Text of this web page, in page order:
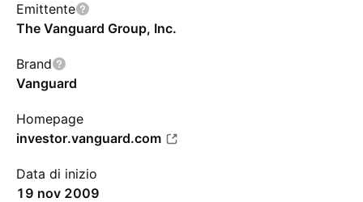
Emittente
The Vanguard Group, Inc.
Brand
Vanguard
Homepage
investor.vanguard.com
Data di inizio
19 nov 2009